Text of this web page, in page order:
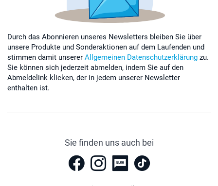
Durch das Abonnieren unseres Newsletters bleiben Sie über
unsere Produkte und Sonderaktionen auf dem Laufenden und
stimmen damit unserer Allgemeinen Datenschutzerklärung zu.
Sie können sich jederzeit abmelden, indem Sie auf den
Abmeldelink klicken, der in jedem unserer Newsletter
enthalten ist.
Sie finden uns auch bei